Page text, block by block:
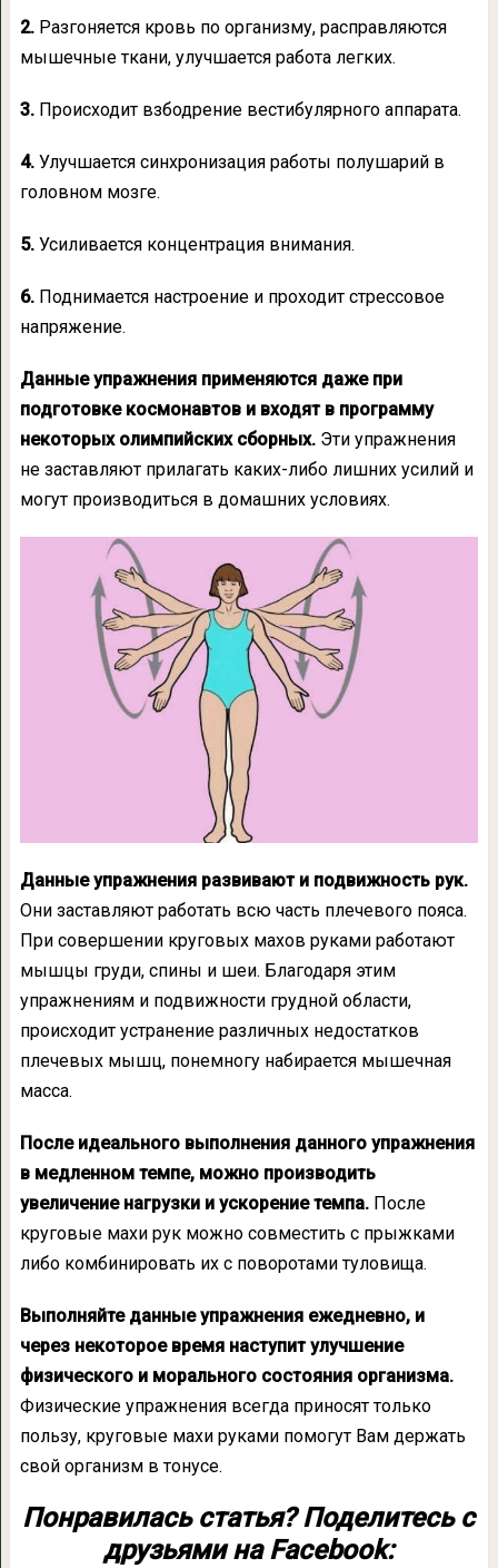
2.Разгоняется кровь по организму, расправляются
мышечные ткани, улучшается работа легких.
3. Происходит взбодрение вестибулярного аппарата.
4.Улучшается синхронизация работы полушарий в
головном мозге.
5.Усиливается концентрация внимания.
6. Поднимается настроение и проходит стрессовое
напряжение.
Данные упражнения применяются даже при
подготовке космонавтов и входят в программу
некоторых олимпийских сборных. Эти упражнения
не заставляют прилагать каких-либо лишних усилий и
могут производиться в домашних условиях.
Данные упражнения развивают и подвижность рук.
Они заставляют работать всю часть плечевого пояса.
При совершении круговых махов руками работают
мышцы груди, спины и шеи. Благодаря этим
упражнениям и подвижности грудной области,
происходит устранение различных недостатков
плечевых мышц, понемногу набирается мышечная
масса.
После идеального выполнения данного упражнения
в медленном темпе, можно производить
увеличение нагрузки и ускорение темпа.После
круговые махи рук можно совместить с прыжками
либо комбинировать их с поворотами туловища.
Выполняйте данные упражнения ежедневно, и
через некоторое время наступит улучшение
физического и морального состояния организма.
Физические упражнения всегда приносят только
пользу, круговые махи руками помогут Вам держать
свой организм в тонусе.
Понравилась статья? Поделитесь с
друзьями на Facebook: